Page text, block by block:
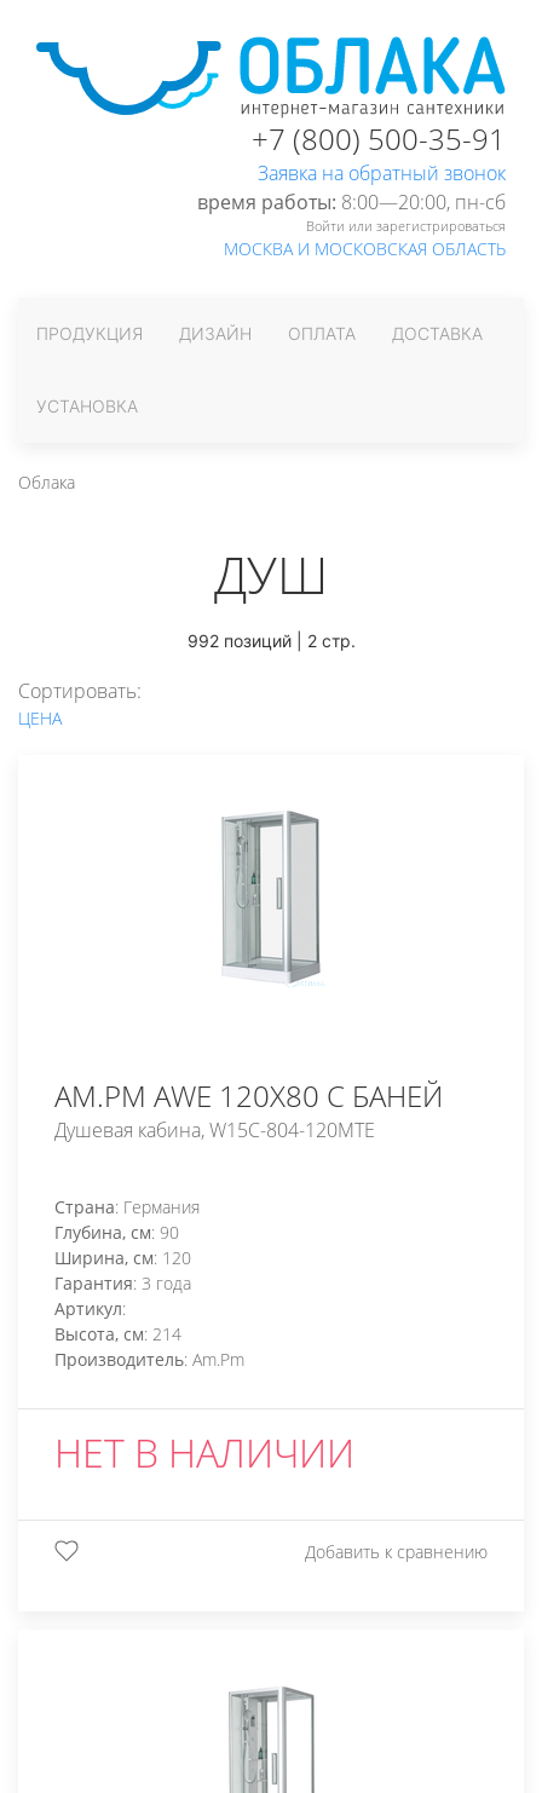
+7 (800) 500-35-91
Заявка на обратный звонок
время работы: 8:00—20:00, пн-cб
Войти или зарегистрироваться
МОСКВА И МОСКОВСКАЯ ОБЛАСТЬ
ПРОДУКЦИЯ ДИЗАЙН ОПЛАТА ДОСТАВКА
УСТАНОВКА
Облака
ДУШ
992 позиций | 2 стр.
Сортировать:
ЦЕНА
AM.PM AWE 120X80 С БАНЕЙ
Душевая кабина, W15C-804-120MTE
Страна: Германия
Глубина, см: 90
Ширина, см: 120
Гарантия: 3 года
Артикул:
Высота, см: 214
Производитель: Am.Pm
НЕТ В НАЛИЧИИ
Добавить к сравнению